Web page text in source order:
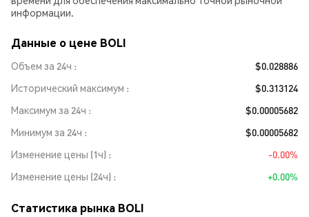
информации.
Данные о цене BOLI
Объем за 24ч
$0.028886
Исторический максимум
$0.313124
Максимум за 24ч
$0.00005682
Минимум за 24ч
$0.00005682
Изменение цены (1ч)
-0.00%
Изменение цены (24ч)
+0.00%
Статистика рынка BOLI